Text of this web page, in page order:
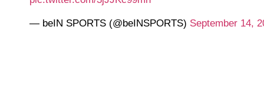
— beIN SPORTS (@beINSPORTS) September 14,